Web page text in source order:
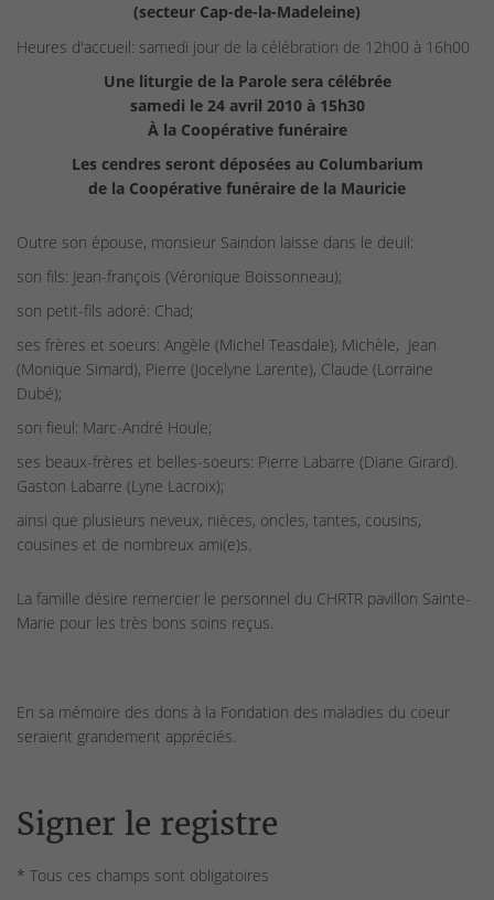
(secteur Cap-de-la-Madeleine)
Heures d'accueil: samedi jour de la célébration de 12h00 à 16h00
Une liturgie de la Parole sera célébrée
samedi le 24 avril 2010 à 15h30
À la Coopérative funéraire
Les cendres seront déposées au Columbarium
de la Coopérative funéraire de la Mauricie
Outre son épouse, monsieur Saindon laisse dans le deuil:
son fils: Jean-françois (Véronique Boissonneau);
son petit-fils adoré: Chad;
ses frères et soeurs: Angèle (Michel Teasdale), Michèle, Jean
(Monique Simard), Pierre (Jocelyne Larente), Claude (Lorraine
Dubé);
son fieul: Marc-André Houle;
ses beaux-frères et belles-soeurs: Pierre Labarre (Diane Girard).
Gaston Labarre (Lyne Lacroix);
ainsi que plusieurs neveux, nièces, oncles, tantes, cousins,
cousines et de nombreux ami(e)s.
La famille désire remercier le personnel du CHRTR pavillon Sainte-
Marie pour les très bons soins reçus.
En sa mémoire des dons à la Fondation des maladies du coeur
seraient grandement appréciés.
Signer le registre
* Tous ces champs sont obligatoires